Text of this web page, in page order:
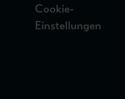
Cookie-
Einstellungen